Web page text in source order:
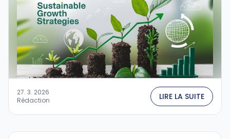
27. 3. 2026
Rédaction
LIRE LA SUITE